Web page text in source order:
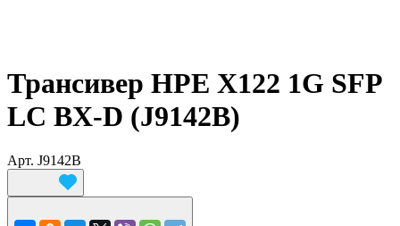
Трансивер HPE X122 1G SFP
LC BX-D (J9142B)
Арт. J9142B